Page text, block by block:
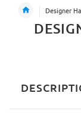
Designer